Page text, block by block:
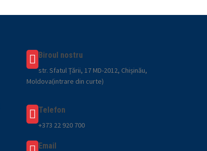
Biroul nostru
str. Sfatul Țării, 17 MD-2012, Chișinău,
Moldova(intrare din curte)
Telefon
+373 22 920 700
Email